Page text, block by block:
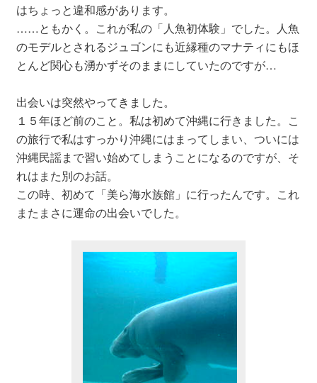
はちょっと違和感があります。
……ともかく。これが私の「人魚初体験」でした。人魚
のモデルとされるジュゴンにも近縁種のマナティにもほ
とんど関心も湧かずそのままにしていたのですが…
出会いは突然やってきました。
１５年ほど前のこと。私は初めて沖縄に行きました。こ
の旅行で私はすっかり沖縄にはまってしまい、ついには
沖縄民謡まで習い始めてしまうことになるのですが、そ
れはまた別のお話。
この時、初めて「美ら海水族館」に行ったんです。これ
またまさに運命の出会いでした。